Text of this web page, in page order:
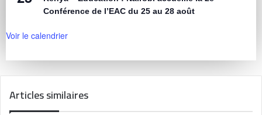
Conférence de l’EAC du 25 au 28 août
Voir le calendrier
Articles similaires